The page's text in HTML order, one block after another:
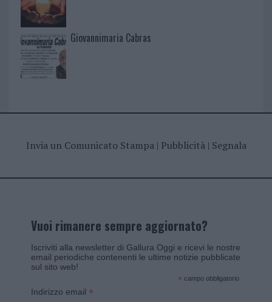
Giovannimaria Cabras
Invia un Comunicato Stampa| Pubblicità| Segnala
Vuoi rimanere sempre aggiornato?
Iscriviti alla newsletter di Gallura Oggi e ricevi le nostre
email periodiche contenenti le ultime notizie pubblicate
sul sito web!
* campo obbligatorio
Indirizzo email *